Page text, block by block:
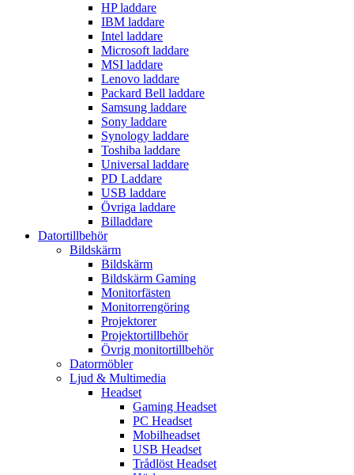
HP laddare
IBM laddare
Intel laddare
Microsoft laddare
MSI laddare
Lenovo laddare
Packard Bell laddare
Samsung laddare
Sony laddare
Synology laddare
Toshiba laddare
Universal laddare
PD Laddare
USB laddare
Övriga laddare
Billaddare
Datortillbehör
Bildskärm
Bildskärm
Bildskärm Gaming
Monitorfästen
Monitorrengöring
Projektorer
Projektortillbehör
Övrig monitortillbehör
Datormöbler
Ljud & Multimedia
Headset
Gaming Headset
PC Headset
Mobilheadset
USB Headset
Trådlöst Headset